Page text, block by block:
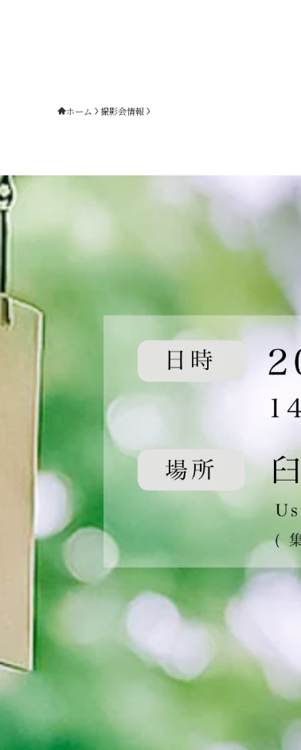
ホーム 撮影会情報